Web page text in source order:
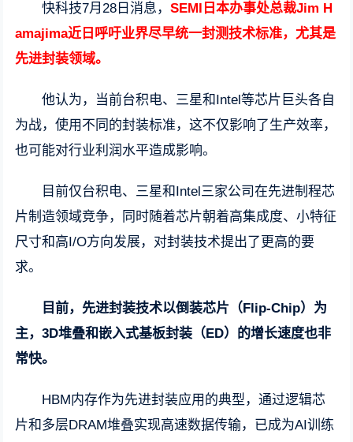
快科技7月28日消息，SEMI日本办事处总裁Jim H
amajima近日呼吁业界尽早统一封测技术标准，尤其是
先进封装领域。
他认为，当前台积电、三星和Intel等芯片巨头各自
为战，使用不同的封装标准，这不仅影响了生产效率，
也可能对行业利润水平造成影响。
目前仅台积电、三星和Intel三家公司在先进制程芯
片制造领域竞争，同时随着芯片朝着高集成度、小特征
尺寸和高I/O方向发展，对封装技术提出了更高的要
求。
目前，先进封装技术以倒装芯片（Flip-Chip）为
主，3D堆叠和嵌入式基板封装（ED）的增长速度也非
常快。
HBM内存作为先进封装应用的典型，通过逻辑芯
片和多层DRAM堆叠实现高速数据传输，已成为AI训练